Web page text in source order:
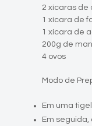
2 xícaras de
1 xícara de
1 xícara de
200g de
4 ovos
Modo de
Em uma
Em